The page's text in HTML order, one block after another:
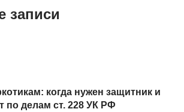
записи
когда нужен защитник и
по делам ст. 228 УК РФ